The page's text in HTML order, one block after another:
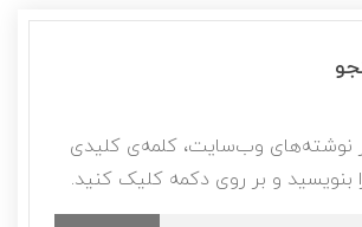
نوشته‌های وب‌سایت، کلمه‌ی کلیدی
بنویسید و بر روی دکمه کلیک کنید.